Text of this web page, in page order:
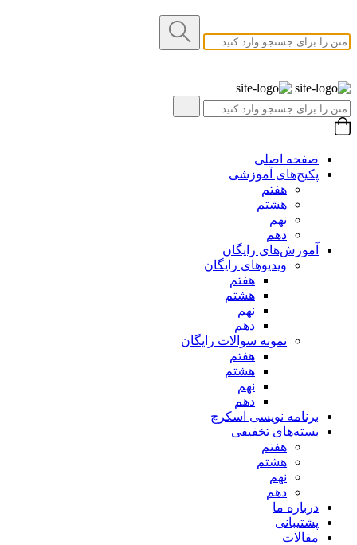
صفحه اصلی
پکیج‌های آموزشی
هفتم
هشتم
نهم
دهم
آموزش‌های رایگان
ویدیوهای رایگان
هفتم
هشتم
نهم
دهم
نمونه سوالات رایگان
هفتم
هشتم
نهم
دهم
برنامه نویسی اسکرچ
بسته‌های تخفیفی
هفتم
هشتم
نهم
دهم
درباره ما
پشتیبانی
مقالات